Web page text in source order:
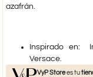
azafrán.
​Inspirado en:
Versace.
VyP Storees tu